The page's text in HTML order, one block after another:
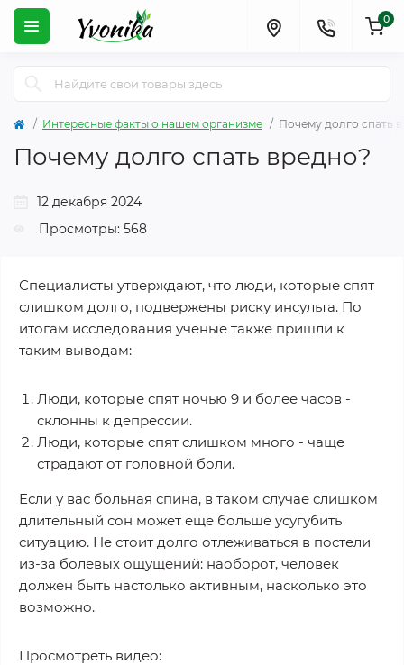
0
Интересные факты о нашем организме Почему долго спать
Почему долго спать вредно?
12 декабря 2024
Просмотры: 568
Специалисты утверждают, что люди, которые спят
слишком долго, подвержены риску инсульта. По
итогам исследования ученые также пришли к
таким выводам:
Люди, которые спят ночью 9 и более часов -
склонны к депрессии.
Люди, которые спят слишком много - чаще
страдают от головной боли.
Если у вас больная спина, в таком случае слишком
длительный сон может еще больше усугубить
ситуацию. Не стоит долго отлеживаться в постели
из-за болевых ощущений: наоборот, человек
должен быть настолько активным, насколько это
возможно.
Просмотреть видео: